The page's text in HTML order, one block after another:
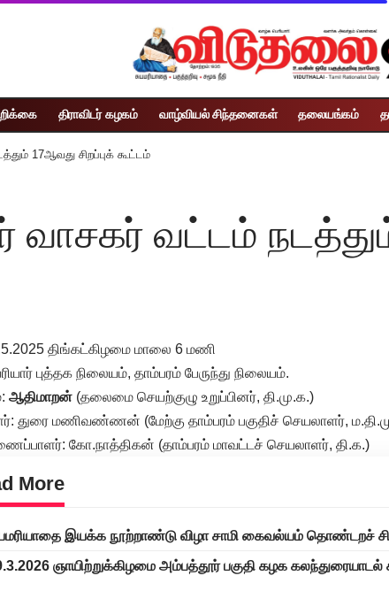
திராவிடர் கழகம் வாழ்வியல் சிந்தனைகள் தலையங்கம்
17ஆவது சிறப்புக் கூட்டம்
வாசகர் வட்டம்
திங்கட்கிழமை மாலை 6 மணி
புத்தக நிலையம், தாம்பரம் பேருந்து நிலையம்.
ஆதிமாறன் (தலைமை செயற்குழு உறுப்பினர், தி.மு.க.)
துரை மணிவண்ணன் (மேற்கு தாம்பரம் பகுதிச் செயலாளர்,
கோ.நாத்திகன் (தாம்பரம் மாவட்டச் செயலாளர், தி.க.)
More
இயக்க நூற்றாண்டு விழா சாமி கைவல்யம் தொண்டறச்
ஞாயிற்றுக்கிழமை அம்பத்தூர் பகுதி கழக கலந்துரையாடல்